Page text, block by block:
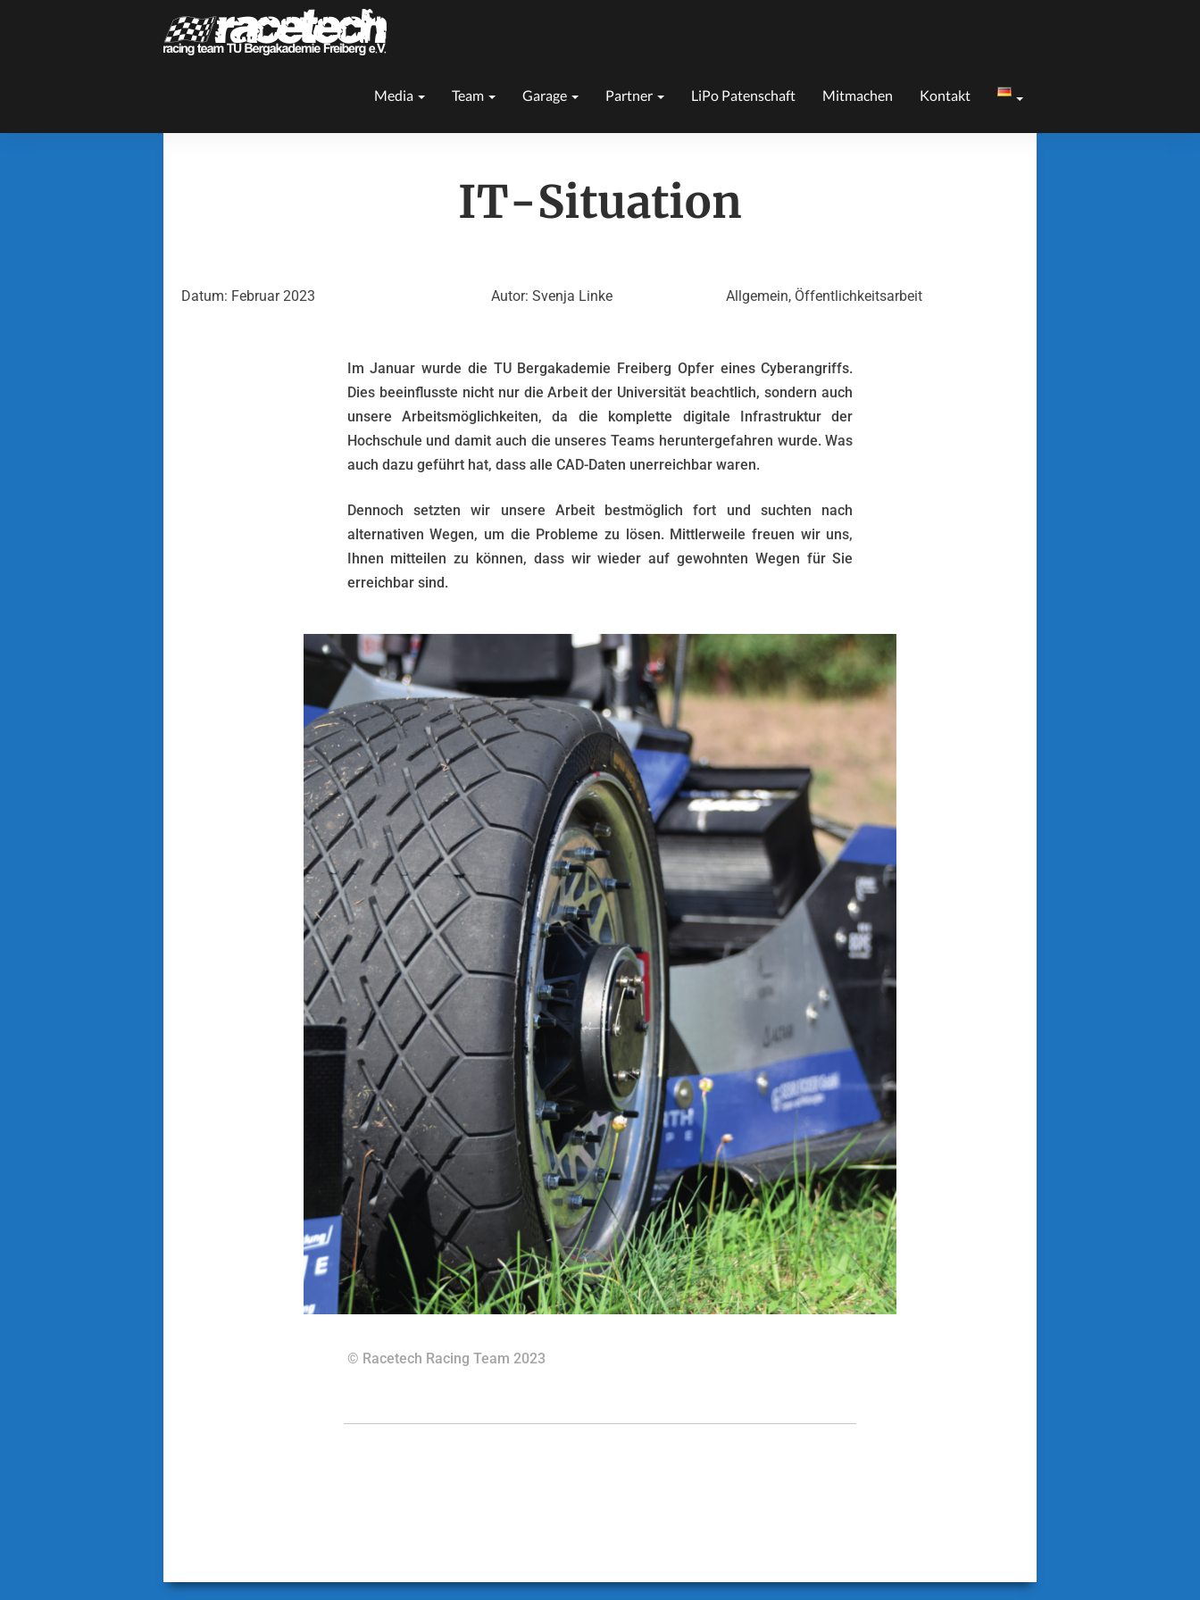
Media Team Garage Partner LiPo Patenschaft Mitmachen Kontakt
IT-Situation
Datum: Februar 2023 Autor: Svenja Linke Allgemein, Öffentlichkeitsarbeit
Im Januar wurde die TU Bergakademie Freiberg Opfer eines Cyberangriffs.
Dies beeinflusste nicht nur die Arbeit der Universität beachtlich, sondern auch
unsere Arbeitsmöglichkeiten, da die komplette digitale Infrastruktur der
Hochschule und damit auch die unseres Teams heruntergefahren wurde. Was
auch dazu geführt hat, dass alle CAD-Daten unerreichbar waren.
Dennoch setzten wir unsere Arbeit bestmöglich fort und suchten nach
alternativen Wegen, um die Probleme zu lösen. Mittlerweile freuen wir uns,
Ihnen mitteilen zu können, dass wir wieder auf gewohnten Wegen für Sie
erreichbar sind.
© Racetech Racing Team 2023